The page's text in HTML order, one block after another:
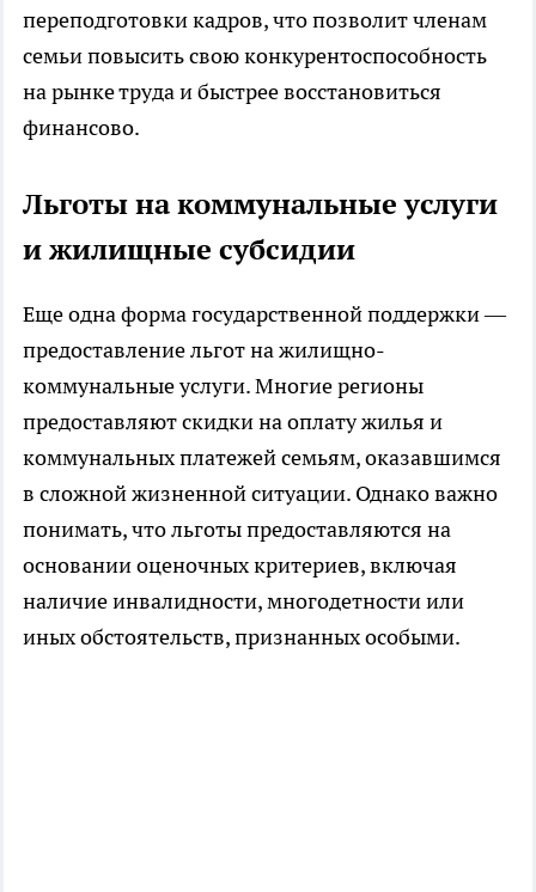
переподготовки кадров, что позволит членам
семьи повысить свою конкурентоспособность
на рынке труда и быстрее восстановиться
финансово.
Льготы на коммунальные услуги
и жилищные субсидии
Еще одна форма государственной поддержки —
предоставление льгот на жилищно-
коммунальные услуги. Многие регионы
предоставляют скидки на оплату жилья и
коммунальных платежей семьям, оказавшимся
в сложной жизненной ситуации. Однако важно
понимать, что льготы предоставляются на
основании оценочных критериев, включая
наличие инвалидности, многодетности или
иных обстоятельств, признанных особыми.